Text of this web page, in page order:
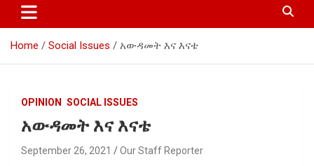
Home Social Issues አውዳመት እና እናቴ
OPINION SOCIAL ISSUES
አውዳመት እና እናቴ
September 26, 2021 Our Staff Reporter